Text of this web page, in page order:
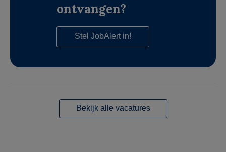
ontvangen?
Stel JobAlert in!
Bekijk alle vacatures